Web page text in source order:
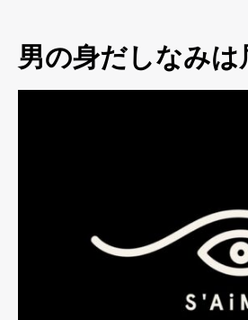
男の身だしなみは